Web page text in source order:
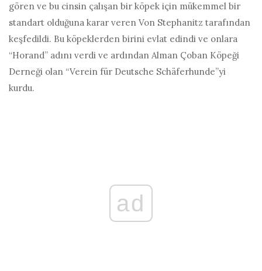
gören ve bu cinsin çalışan bir köpek için mükemmel bir
standart olduğuna karar veren Von Stephanitz tarafından
keşfedildi. Bu köpeklerden birini evlat edindi ve onlara
“Horand” adını verdi ve ardından Alman Çoban Köpeği
Derneği olan “Verein für Deutsche Schäferhunde”yi
kurdu.
ad